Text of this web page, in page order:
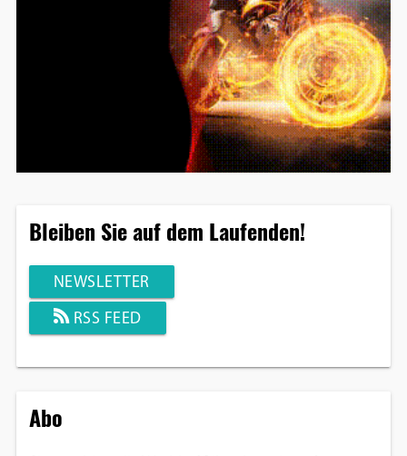
Bleiben Sie auf dem Laufenden!
NEWSLETTER
RSS FEED
Abo